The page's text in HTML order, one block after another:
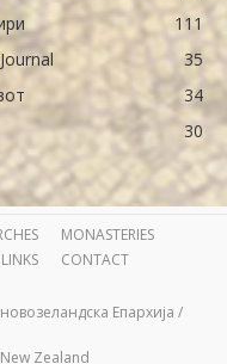
111
35
34
30
MONASTERIES
LINKS CONTACT
Епархија /
Zealand